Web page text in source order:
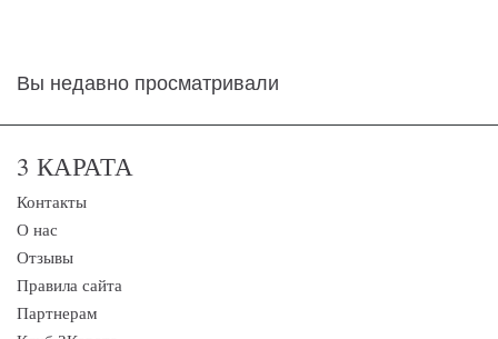
Вы недавно просматривали
3 КАРАТА
Контакты
О нас
Отзывы
Правила сайта
Партнерам